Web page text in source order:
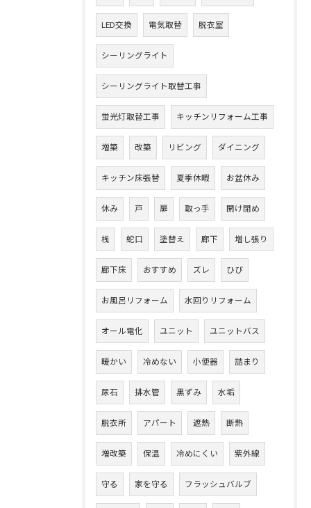
LED交換 電気取替 脱衣室
シーリングライト
シーリングライト取替工事
蛍光灯取替工事 キッチンリフォーム工事
増築 改築 リビング ダイニング
キッチン床張替 夏季休暇 お盆休み
休み 戸 扉 取っ手 開け閉め
桟 蛇口 塗替え 廊下 増し張り
廊下床 おすすめ ズレ ひび
お風呂リフォーム 水回りリフォーム
オール電化 ユニット ユニットバス
暖かい 冷めない 小便器 詰まり
尿石 排水管 黒ずみ 水垢
脱衣所 アパート 遮熱 断熱
増改築 保温 冷めにくい 紫外線
守る 家を守る フラッシュバルブ